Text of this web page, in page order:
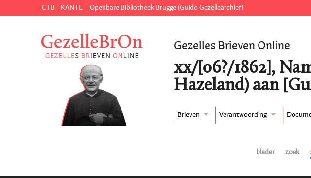
CTB - KANTL Openbare Bibliotheek Brugge (Guido Gezellearchief)
Gezelles Brieven Online
xx/[06?/1862],
Hazeland) aan
Brieven Verantwoording
blader zoek